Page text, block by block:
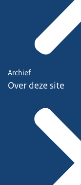
Archief
Over deze site